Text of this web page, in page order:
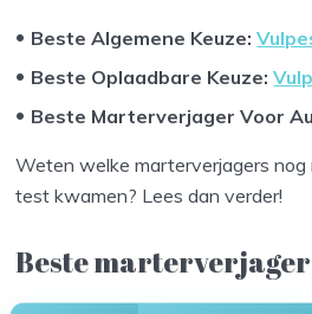
Beste Algemene Keuze:
Beste Oplaadbare Keuze:
Beste Marterverjager Voor
Weten welke marterverjagers nog
test kwamen? Lees dan verder!
Beste